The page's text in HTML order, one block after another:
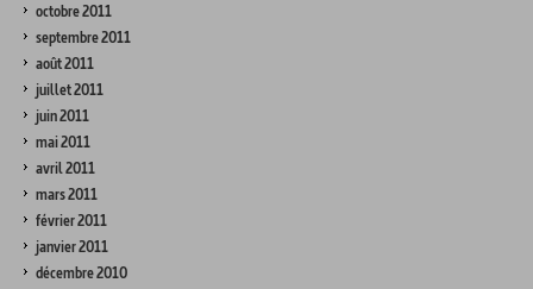
octobre 2011
septembre 2011
août 2011
juillet 2011
juin 2011
mai 2011
avril 2011
mars 2011
février 2011
janvier 2011
décembre 2010